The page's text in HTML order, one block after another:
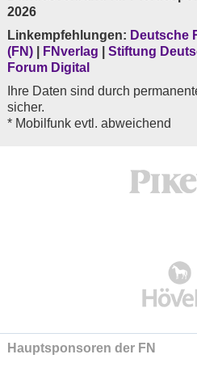
2026
Linkempfehlungen: Deutsche
(FN)
FNverlag Stiftung
Forum Digital
Ihre Daten sind durch
sicher.
* Mobilfunk evtl. abweichend
Hauptsponsoren der FN